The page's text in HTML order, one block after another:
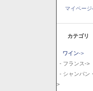
マイページ
カテゴリ
ワイン->
- フランス->
- シャンパン
>